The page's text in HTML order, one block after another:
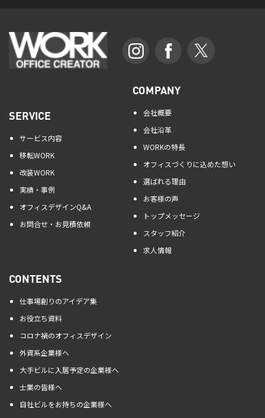
SERVICE
サービス内容
移転WORK
改装WORK
実績・事例
オフィスデザインQ&A
お問合せ・お見積依頼
COMPANY
会社概要
会社沿革
WORKの特長
オフィスづくりに込めた想い
選ばれる理由
お客様の声
トップメッセージ
スタッフ紹介
求人情報
CONTENTS
仕事場創りのアイデア集
お役立ち資料
コロナ禍のオフィスデザイン
外資系企業様へ
大手ビルに入居予定の企業様へ
士業の皆様へ
自社ビルをお持ちの企業様へ